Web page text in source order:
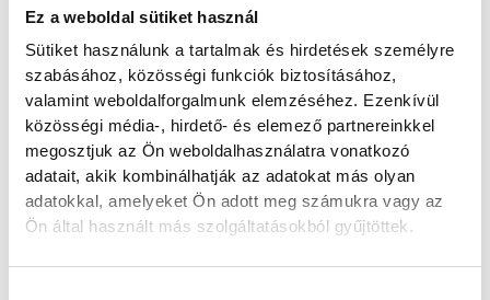
Ez a weboldal sütiket használ
Sütiket használunk a tartalmak és hirdetések személyre
szabásához, közösségi funkciók biztosításához,
valamint weboldalforgalmunk elemzéséhez. Ezenkívül
közösségi média-, hirdető- és elemező partnereinkkel
megosztjuk az Ön weboldalhasználatra vonatkozó
adatait, akik kombinálhatják az adatokat más olyan
adatokkal, amelyeket Ön adott meg számukra vagy az
Ön által használt más szolgáltatásokból gyűjtöttek.